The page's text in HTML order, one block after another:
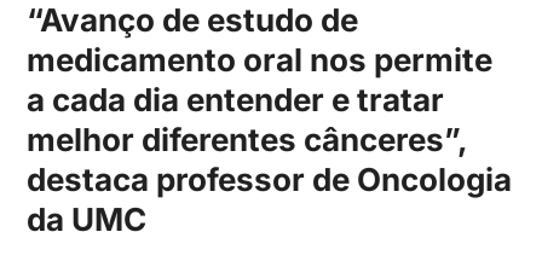
“Avanço de estudo de
medicamento oral nos permite
a cada dia entender e tratar
melhor diferentes cânceres”,
destaca professor de Oncologia
da UMC